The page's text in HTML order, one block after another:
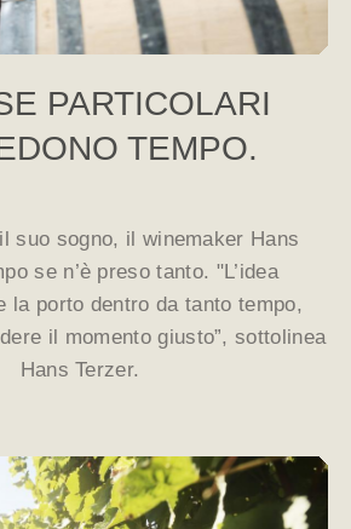
PARTICOLARI
TEMPO.
suo sogno, il winemaker Hans
se n’è preso tanto. "L’idea
la porto dentro da tanto tempo,
il momento giusto”, sottolinea
Hans Terzer.